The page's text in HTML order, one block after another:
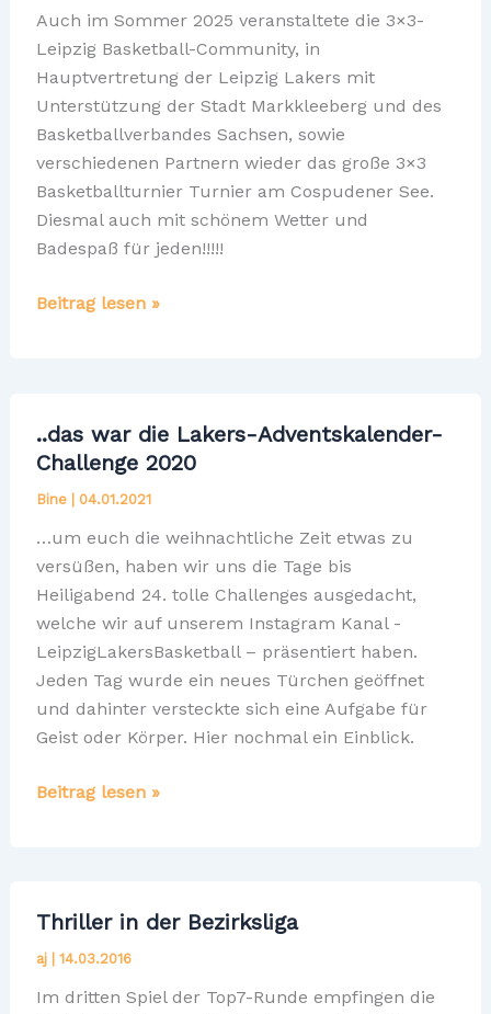
&
Teamspirit!
Auch im Sommer 2025 veranstaltete die 3×3-
Leipzig Basketball-Community, in
Hauptvertretung der Leipzig Lakers mit
Unterstützung der Stadt Markkleeberg und des
Basketballverbandes Sachsen, sowie
verschiedenen Partnern wieder das große 3×3
Basketballturnier Turnier am Cospudener See.
Diesmal auch mit schönem Wetter und
Badespaß für jeden!!!!!
3X3
3X3
DM)
am
JULI
Leipzig/Markkleeberg
Beitrag lesen »
..das war die Lakers-Adventskalender-
Challenge 2020
Bine | 04.01.2021
…um euch die weihnachtliche Zeit etwas zu
versüßen, haben wir uns die Tage bis
Heiligabend 24. tolle Challenges ausgedacht,
welche wir auf unserem Instagram Kanal -
LeipzigLakersBasketball – präsentiert haben.
Jeden Tag wurde ein neues Türchen geöffnet
und dahinter versteckte sich eine Aufgabe für
Geist oder Körper. Hier nochmal ein Einblick.
..das
Challenge
2020
Beitrag lesen »
Thriller in der Bezirksliga
aj 14.03.2016
Im dritten Spiel der Top7-Runde empfingen die